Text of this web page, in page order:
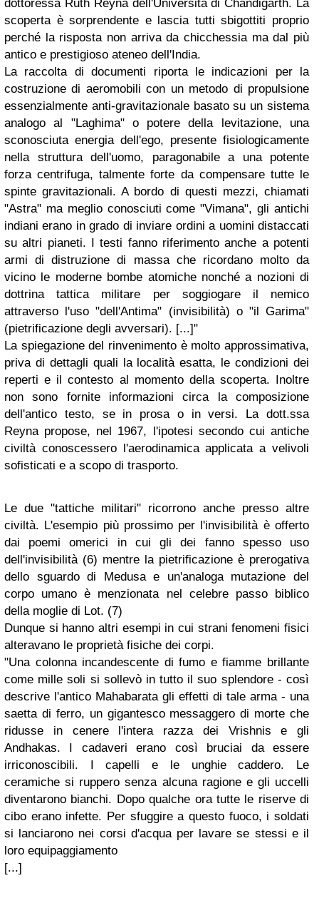
dottoressa Ruth Reyna dell'Università di Chandigarth. La
scoperta è sorprendente e lascia tutti sbigottiti proprio
perché la risposta non arriva da chicchessia ma dal più
antico e prestigioso ateneo dell'India.
La raccolta di documenti riporta le indicazioni per la
costruzione di aeromobili con un metodo di propulsione
essenzialmente anti-gravitazionale basato su un sistema
analogo al "Laghima" o potere della levitazione, una
sconosciuta energia dell'ego, presente fisiologicamente
nella struttura dell'uomo, paragonabile a una potente
forza centrifuga, talmente forte da compensare tutte le
spinte gravitazionali. A bordo di questi mezzi, chiamati
"Astra" ma meglio conosciuti come "Vimana", gli antichi
indiani erano in grado di inviare ordini a uomini distaccati
su altri pianeti. I testi fanno riferimento anche a potenti
armi di distruzione di massa che ricordano molto da
vicino le moderne bombe atomiche nonché a nozioni di
dottrina tattica militare per soggiogare il nemico
attraverso l'uso "dell'Antima" (invisibilità) o "il Garima"
(pietrificazione degli avversari). [...]"
La spiegazione del rinvenimento è molto approssimativa,
priva di dettagli quali la località esatta, le condizioni dei
reperti e il contesto al momento della scoperta. Inoltre
non sono fornite informazioni circa la composizione
dell'antico testo, se in prosa o in versi. La dott.ssa
Reyna propose, nel 1967, l'ipotesi secondo cui antiche
civiltà conoscessero l'aerodinamica applicata a velivoli
sofisticati e a scopo di trasporto.
Le due "tattiche militari" ricorrono anche presso altre
civiltà. L'esempio più prossimo per l'invisibilità è offerto
dai poemi omerici in cui gli dei fanno spesso uso
dell'invisibilità (6) mentre la pietrificazione è prerogativa
dello sguardo di Medusa e un'analoga mutazione del
corpo umano è menzionata nel celebre passo biblico
della moglie di Lot. (7)
Dunque si hanno altri esempi in cui strani fenomeni fisici
alteravano le proprietà fisiche dei corpi.
"Una colonna incandescente di fumo e fiamme brillante
come mille soli si sollevò in tutto il suo splendore - così
descrive l'antico Mahabarata gli effetti di tale arma - una
saetta di ferro, un gigantesco messaggero di morte che
ridusse in cenere l'intera razza dei Vrishnis e gli
Andhakas. I cadaveri erano così bruciai da essere
irriconoscibili. I capelli e le unghie caddero. Le
ceramiche si ruppero senza alcuna ragione e gli uccelli
diventarono bianchi. Dopo qualche ora tutte le riserve di
cibo erano infette. Per sfuggire a questo fuoco, i soldati
si lanciarono nei corsi d'acqua per lavare se stessi e il
loro equipaggiamento
[...]